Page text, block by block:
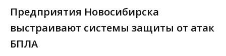
Предприятия Новосибирска
выстраивают системы защиты от атак
БПЛА